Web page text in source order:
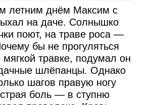
летним днём Максим с
на даче. Солнышко
поют, на траве роса —
бы не прогуляться
мягкой травке, подумал он
шлёпанцы. Однако
шагов правую ногу
боль — в ступню